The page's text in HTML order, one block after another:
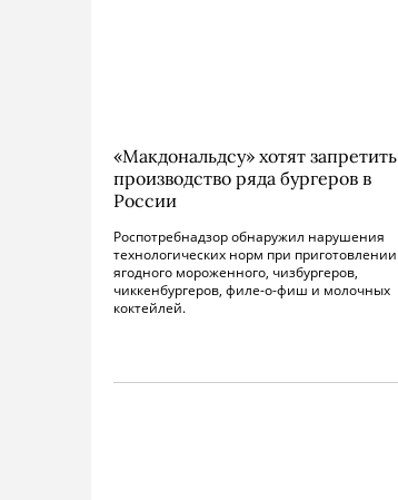
«Макдональдсу» хотят запретить
производство ряда бургеров в
России
Роспотребнадзор обнаружил нарушения
технологических норм при приготовлении
ягодного мороженного, чизбургеров,
чиккенбургеров, филе-о-фиш и молочных
коктейлей.